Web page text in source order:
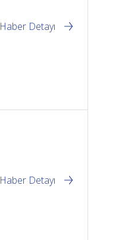
Haber Detayı
Haber Detayı